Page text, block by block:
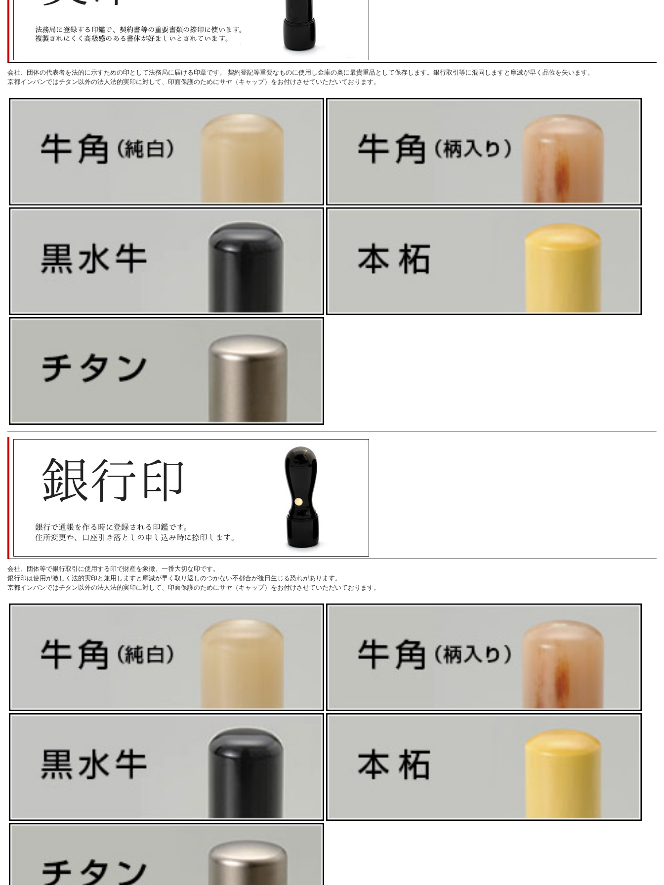
会社、団体の代表者を法的に示すための印として法務局に届ける印章です。 契約登記等重要なものに使用し金庫の奥に最貴重品として保存します。銀行取引等に混同しますと摩滅が早く品位を失います。
京都インバンではチタン以外の法人法的実印に対して、印面保護のためにサヤ（キャップ）をお付けさせていただいております。
会社、団体等で銀行取引に使用する印で財産を象徴、一番大切な印です。
銀行印は使用が激しく法的実印と兼用しますと摩滅が早く取り返しのつかない不都合が後日生じる恐れがあります。
京都インバンではチタン以外の法人法的実印に対して、印面保護のためにサヤ（キャップ）をお付けさせていただいております。